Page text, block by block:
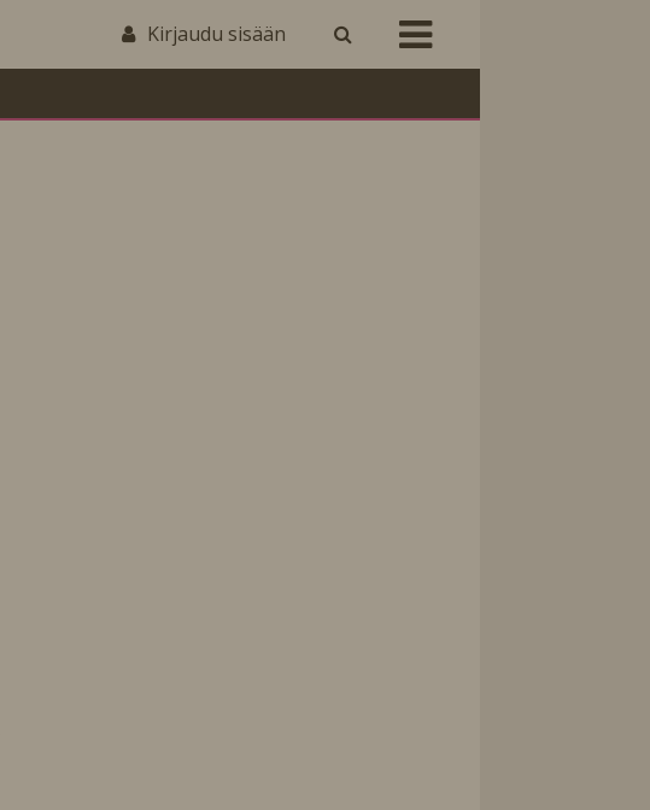
Kirjaudu sisään